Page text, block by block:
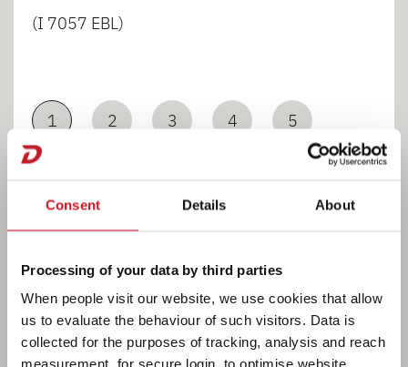
Consent Details About
Processing of your data by third parties
When people visit our website, we use cookies that allow
us to evaluate the behaviour of such visitors. Data is
collected for the purposes of tracking, analysis and reach
measurement, for secure login, to optimise website
(I 7057 EBL)
1 2 3 4 5
Schlafen